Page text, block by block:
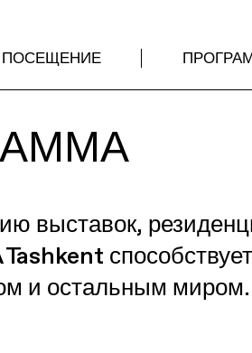
ПОСЕЩЕНИЕ
выставок,
и остальным миром.